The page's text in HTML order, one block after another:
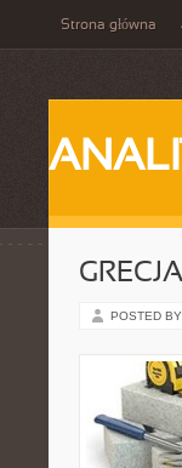
Strona główna
GRECJA
POSTED